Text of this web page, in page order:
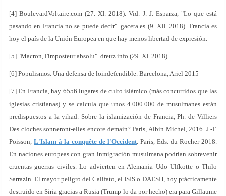
[4] BoulevardVoltaire.com (27. XI. 2018). Vid. J. J. Esparza, "Lo que está
pasando en Francia no se puede decir". gaceta.es (9. XII. 2018). Francia es
hoy el país de la Unión Europea en que hay menos libertad de expresión.
[5] "Macron, l'imposteur absolu". dreuz.info (29. XI. 2018).
[6] Populismos. Una defensa de loindefendible. Barcelona, Ariel 2015
[7] En Francia, hay 6556 lugares de culto islámico (más concurridos que las
iglesias cristianas) y se calcula que unos 4.000.000 de musulmanes están
predispuestos a la yihad. Sobre la islamización de Francia, Ph. de Villiers
Des cloches sonneront-elles encore demain? París, Albin Michel, 2016. J.-F.
Poisson, L'Islam à la conquête de l'Occident. Paris, Eds. du Rocher 2018.
En naciones europeas con gran inmigración musulmana podrían sobrevenir
cruentas guerras civiles. Lo advierten en Alemania Udo Ulfkotte o Thilo
Sarrazin. El mayor peligro del Califato, el ISIS o DAESH, hoy prácticamente
destruido en Siria gracias a Rusia (Trump lo da por hecho) era para Gillaume